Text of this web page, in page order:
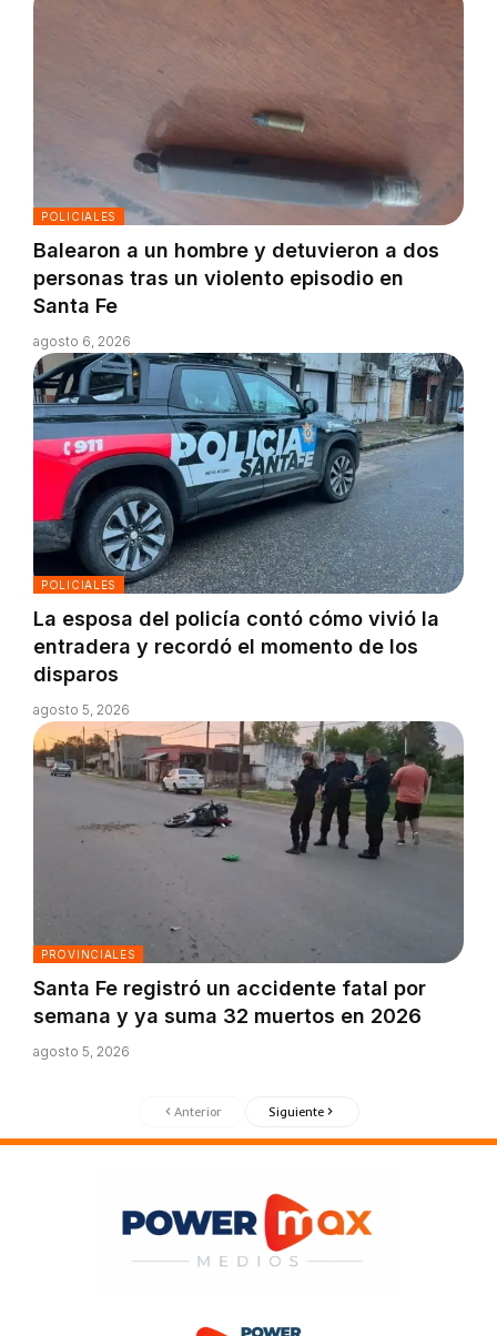
POLICIALES
Balearon a un hombre y detuvieron a dos
personas tras un violento episodio en
Santa Fe
agosto 6, 2026
POLICIALES
La esposa del policía contó cómo vivió la
entradera y recordó el momento de los
disparos
agosto 5, 2026
PROVINCIALES
Santa Fe registró un accidente fatal por
semana y ya suma 32 muertos en 2026
agosto 5, 2026
Anterior Siguiente